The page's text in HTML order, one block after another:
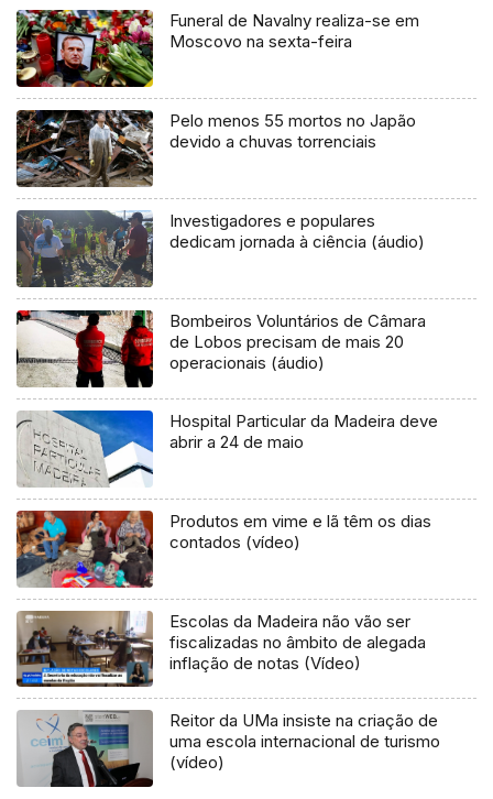
Funeral de Navalny realiza-se em
Moscovo na sexta-feira
Pelo menos 55 mortos no Japão
devido a chuvas torrenciais
Investigadores e populares
dedicam jornada à ciência (áudio)
Bombeiros Voluntários de Câmara
de Lobos precisam de mais 20
operacionais (áudio)
Hospital Particular da Madeira deve
abrir a 24 de maio
Produtos em vime e lã têm os dias
contados (vídeo)
Escolas da Madeira não vão ser
fiscalizadas no âmbito de alegada
inflação de notas (Vídeo)
Reitor da UMa insiste na criação de
uma escola internacional de turismo
(vídeo)